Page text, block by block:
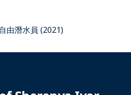
由潛水員 (2021)